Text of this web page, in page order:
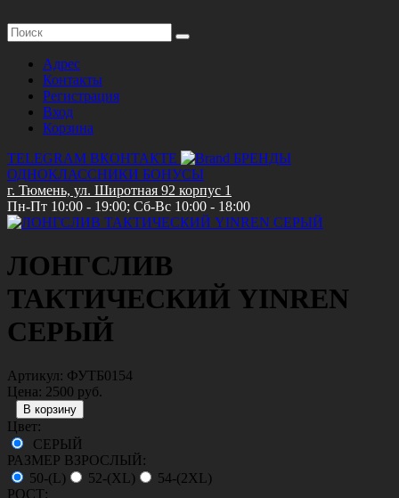
Адрес
Контакты
Регистрация
Вход
Корзина
TELEGRAM ВКОНТАКТЕ
БРЕНДЫ
ОДНОКЛАССНИКИ БОНУСЫ
г. Тюмень, ул. Широтная 92 корпус 1
Пн-Пт 10:00 - 19:00; Сб-Вс 10:00 - 18:00
ЛОНГСЛИВ
ТАКТИЧЕСКИЙ YINREN
СЕРЫЙ
Артикул: ФУТБ0154
Цена: 2500 руб.
Цвет:
СЕРЫЙ
РАЗМЕР ВЗРОСЛЫЙ:
50-(L)
52-(XL)
54-(2XL)
РОСТ: